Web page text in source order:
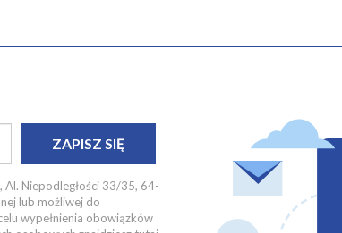
ZAPISZ SIĘ
Niepodległości 33/35, 64-
lub możliwej do
wypełnienia obowiązków